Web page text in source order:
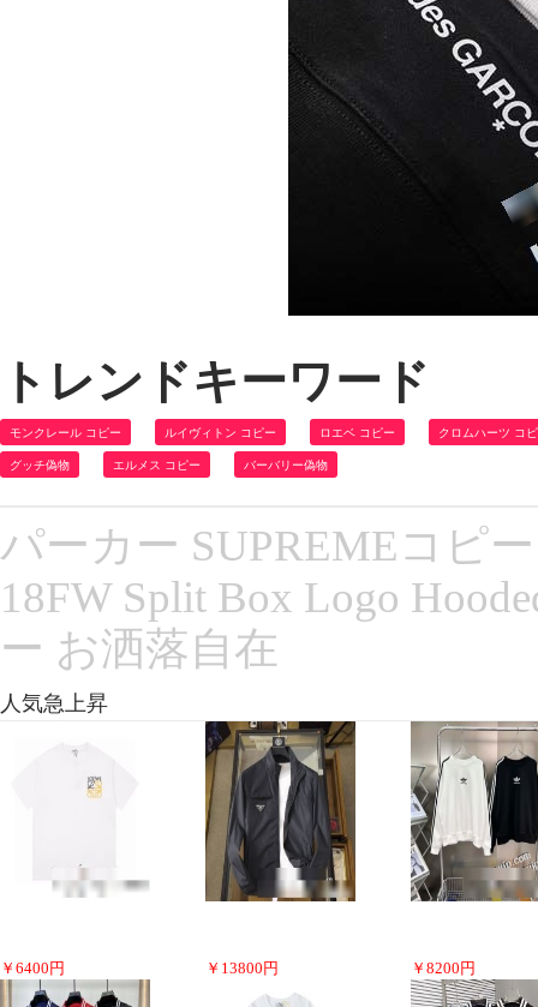
トレンドキーワード
モンクレール コピー ルイヴィトン コピー ロエベ コピー クロムハーツ コ
グッチ偽物 エルメス コピー バーバリー偽物
パーカー SUPREMEコピ
18FW Split Box Logo
ー お洒落自在
人気急上昇
￥ 6400 円 ￥ 13800 円 ￥ 8200 円